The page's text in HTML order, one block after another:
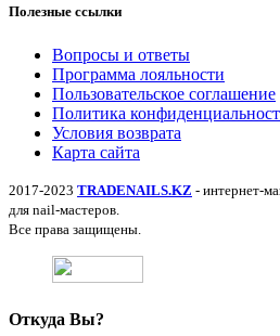
Полезные ссылки
Вопросы и ответы
Программа лояльности
Пользовательское соглашение
Политика
Условия возврата
Карта сайта
2017-2023 TRADENAILS.KZ - интернет-
для nail-мастеров.
Все права защищены.
Откуда Вы?